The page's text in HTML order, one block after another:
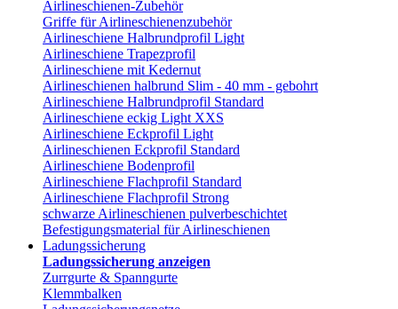
Airlineschienen-Zubehör
Griffe für Airlineschienenzubehör
Airlineschiene Halbrundprofil Light
Airlineschiene Trapezprofil
Airlineschiene mit Kedernut
Airlineschienen halbrund Slim - 40 mm - gebohrt
Airlineschiene Halbrundprofil Standard
Airlineschiene eckig Light XXS
Airlineschiene Eckprofil Light
Airlineschienen Eckprofil Standard
Airlineschiene Bodenprofil
Airlineschiene Flachprofil Standard
Airlineschiene Flachprofil Strong
schwarze Airlineschienen pulverbeschichtet
Befestigungsmaterial für Airlineschienen
Ladungssicherung
Ladungssicherung anzeigen
Zurrgurte & Spanngurte
Klemmbalken